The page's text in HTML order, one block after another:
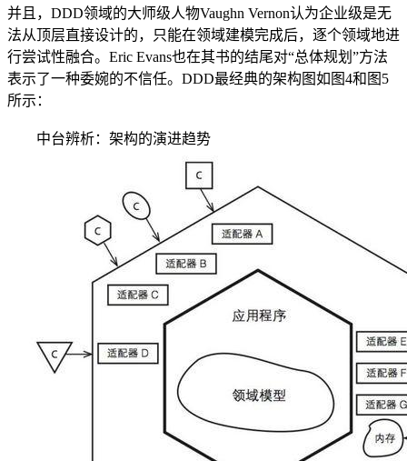
并且，DDD领域的大师级人物Vaughn Vernon认为企业级是无
法从顶层直接设计的，只能在领域建模完成后，逐个领域地进
行尝试性融合。Eric Evans也在其书的结尾对“总体规划”方法
表示了一种委婉的不信任。DDD最经典的架构图如图4和图5
所示：
中台辨析：架构的演进趋势